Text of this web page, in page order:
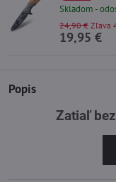
Popis
Zatiaľ
Skladom -
19,95 €
24,90 € Zľava